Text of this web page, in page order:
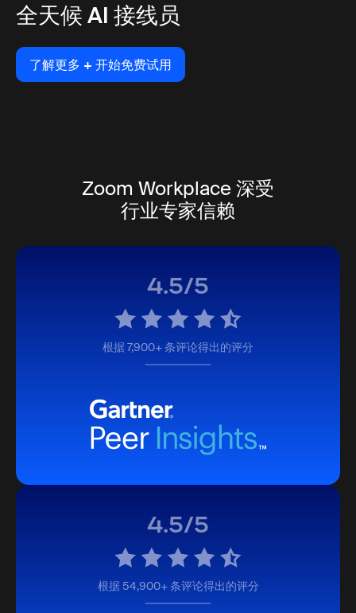
全天候 AI 接线员
了解更多 + 开始免费试用
了解更多 + 开始免费试用
Zoom Workplace 深受
行业专家信赖
4.5/5
根据 7,900+ 条评论得出的评分
4.5/5
根据 54,900+ 条评论得出的评分